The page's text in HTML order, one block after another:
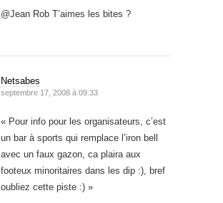
@Jean Rob T’aimes les bites ?
Netsabes
septembre 17, 2008 à 09:33
« Pour info pour les organisateurs, c’est
un bar à sports qui remplace l’iron bell
avec un faux gazon, ca plaira aux
footeux minoritaires dans les dip :), bref
oubliez cette piste :) »